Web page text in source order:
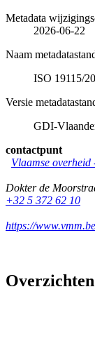
Metadata
2026-06-22
Naam
ISO 19115/
Versie
GDI-
contactpunt
Vlaamse
Dokter de
+32 5 372 62 10
https://www.vmm.be
Overzichten